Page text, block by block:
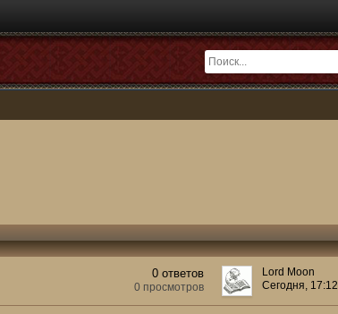
0 ответов
0 просмотров
Lord Moon
Сегодня, 17:12